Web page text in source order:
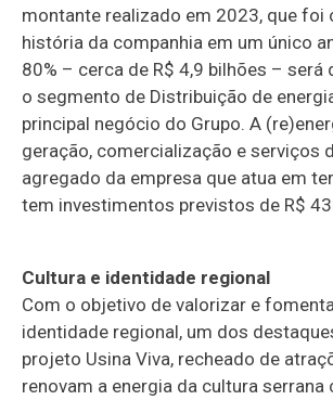
montante realizado em 2023, que foi
história da companhia em um único
80% – cerca de R$ 4,9 bilhões – será
o segmento de Distribuição de
principal negócio do Grupo. A
geração, comercialização e serviços
agregado da empresa que atua em
tem investimentos previstos de R$
Cultura e identidade regional
Com o objetivo de valorizar e
identidade regional, um dos
projeto Usina Viva, recheado de
renovam a energia da cultura